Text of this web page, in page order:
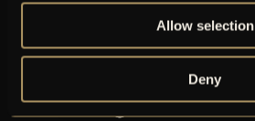
Allow selection
Deny
PRENUMERERA PÅ NYHETSBREV
AIK+